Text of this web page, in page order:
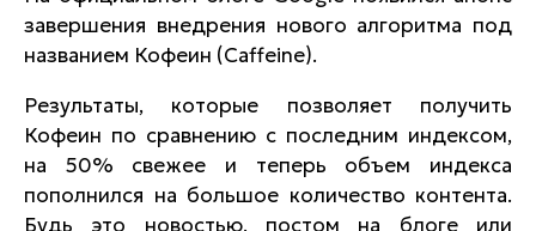
Все контакты
завершения внедрения нового алгоритма под
названием Кофеин (Caffeine).
Результаты, которые позволяет получить
Кофеин по сравнению с последним индексом,
на 50% свежее и теперь объем индекса
пополнился на большое количество контента.
Будь это новостью, постом на блоге или